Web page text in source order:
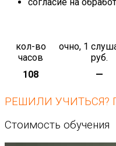
кол-во
часов
очно, 1
руб.
108 —
РЕШИЛИ УЧИТЬСЯ?
Стоимость обучения